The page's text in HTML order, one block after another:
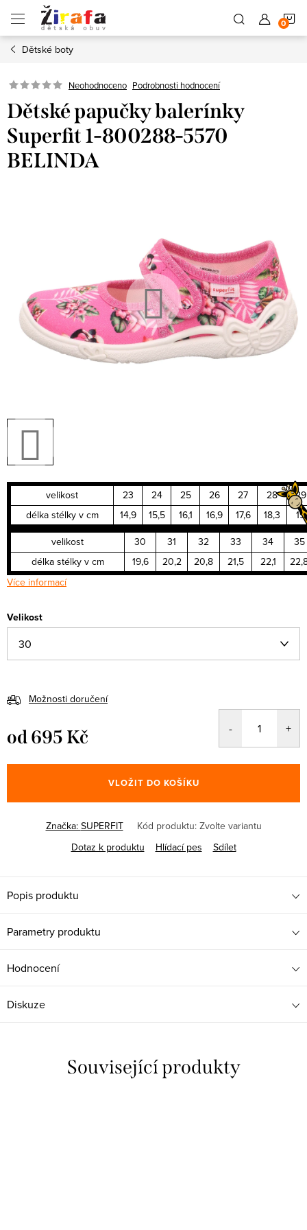
obsah
Dětské boty
Neohodnoceno Podrobnosti hodnocení
Dětské papučky balerínky
Superfit 1-800288-5570
BELINDA
velikost 23 24 25 26 27 28
29
délka stélky v cm
14,9 15,5 16,1 16,9 17,6 18,3
19
velikost
30 31 32 33 34
35
délka stélky v cm
19,6 20,2 20,8 21,5 22,1
Více informací
Velikost
Možnosti doručení
od695 Kč
cena:
VLOŽIT DO KOŠÍKU
Značka: SUPERFIT Kód produktu: Zvolte variantu
Dotaz k produktu
Hlídací pes Sdílet
Popis produktu
Parametry produktu
Hodnocení
Diskuze
Související produkty